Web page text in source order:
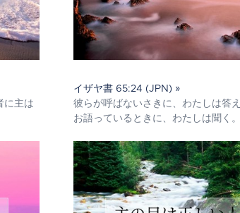
に主は
イザヤ書 65:24 (JPN) »
彼らが呼ばないさきに、わたしは答
お語っているときに、わたしは聞く。